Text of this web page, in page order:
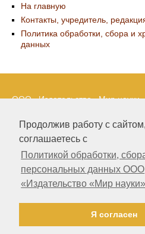
Продолжив работу с
соглашаетесь с
Политикой обработки,
персональных данных ООО
«Издательство «Мир науки»
Я согласен
На главную
Контакты, учредитель,
Политика обработки, сбора и
данных
ООО «Издательство «Мир
LLC Материалы, размещенные на
охраняются Законом о защите
прав. Публикация любых
этого сайта запрещена без
предварительного согласования с
издательством. Авторские права
размещенные на сайте научные
Разработка и поддержка сайта —
Александр Павлов, pavlov@mir-